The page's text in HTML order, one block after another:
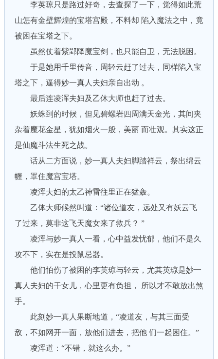
李英琼只是路过好奇，去查探了一下，觉得如此荒
山怎有金壁辉煌的宝塔宫殿，不料却 陷入魔法之中，竟
被困在宝塔之下。
虽然仗着紫郢降魔宝剑，也只能自卫，无法脱困。
于是她用千里传音，周轻云赶了过去，同样陷入宝
塔之下，逼得妙一真人夫妇亲自出动 。
最后连凌浑夫妇及乙休大师也赶了过去。
妖蛛到的时候，但见碧螺岩四周满天金光，其间夹
杂着魔花金星，犹如烟火一般，美丽 而壮观。其实这正
是仙魔斗法生死之战。
话从二方面说，妙一真人夫妇脚踏祥云，祭出绵云
幄，罩住魔宫宝塔。
凌浑夫妇的太乙神雷往里正在猛轰。
乙体大师候然叫道：“诸位道友，远处又有妖云飞
了过来，莫非这飞天魔女来了救兵？ ”
凌浑与妙一真人一看，心中益发忧郁，他们不是久
攻不下，实在是投鼠忌器。
他们怕伤了被困的李英琼与轻云，尤其英琼是妙一
真人夫妇的干女儿，心里更有负担， 所以才不敢放出煞
手。
此刻妙一真人果断地道，“凌道友，与其三面受
敌，不如网开一面，放他们进去，把他 们一起困住。”
凌浑道：“不错，就这么办。”